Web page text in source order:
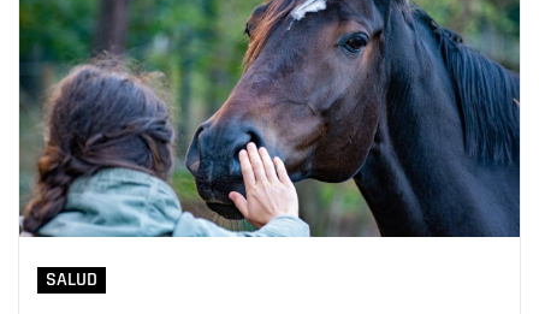
SALUD